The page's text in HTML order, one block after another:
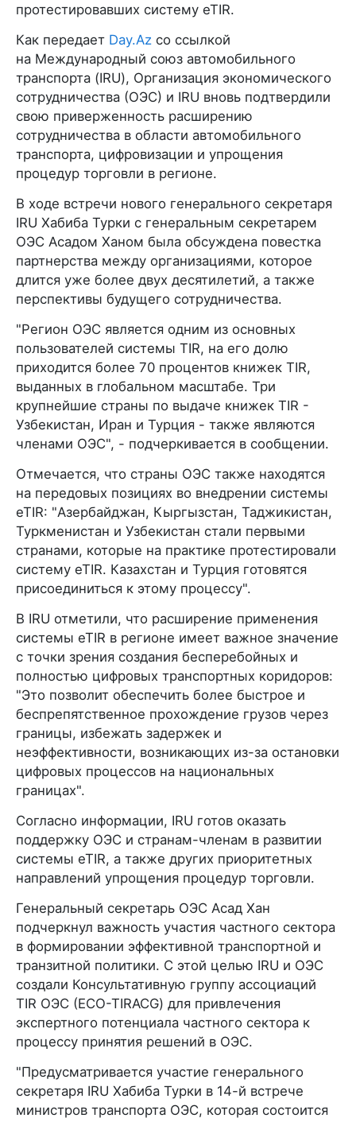
протестировавших систему eTIR.
Как передает Day.Az со ссылкой
на Международный союз автомобильного
транспорта (IRU), Организация экономического
сотрудничества (ОЭС) и IRU вновь подтвердили
свою приверженность расширению
сотрудничества в области автомобильного
транспорта, цифровизации и упрощения
процедур торговли в регионе.
В ходе встречи нового генерального секретаря
IRU Хабиба Турки с генеральным секретарем
ОЭС Асадом Ханом была обсуждена повестка
партнерства между организациями, которое
длится уже более двух десятилетий, а также
перспективы будущего сотрудничества.
"Регион ОЭС является одним из основных
пользователей системы TIR, на его долю
приходится более 70 процентов книжек TIR,
выданных в глобальном масштабе. Три
крупнейшие страны по выдаче книжек TIR -
Узбекистан, Иран и Турция - также являются
членами ОЭС", - подчеркивается в сообщении.
Отмечается, что страны ОЭС также находятся
на передовых позициях во внедрении системы
eTIR: "Азербайджан, Кыргызстан, Таджикистан,
Туркменистан и Узбекистан стали первыми
странами, которые на практике протестировали
систему eTIR. Казахстан и Турция готовятся
присоединиться к этому процессу".
В IRU отметили, что расширение применения
системы eTIR в регионе имеет важное значение
с точки зрения создания бесперебойных и
полностью цифровых транспортных коридоров:
"Это позволит обеспечить более быстрое и
беспрепятственное прохождение грузов через
границы, избежать задержек и
неэффективности, возникающих из-за остановки
цифровых процессов на национальных
границах".
Согласно информации, IRU готов оказать
поддержку ОЭС и странам-членам в развитии
системы eTIR, а также других приоритетных
направлений упрощения процедур торговли.
Генеральный секретарь ОЭС Асад Хан
подчеркнул важность участия частного сектора
в формировании эффективной транспортной и
транзитной политики. С этой целью IRU и ОЭС
создали Консультативную группу ассоциаций
TIR ОЭС (ECO-TIRACG) для привлечения
экспертного потенциала частного сектора к
процессу принятия решений в ОЭС.
"Предусматривается участие генерального
секретаря IRU Хабиба Турки в 14-й встрече
министров транспорта ОЭС, которая состоится